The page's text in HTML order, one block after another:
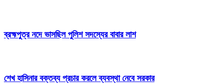
ব্রহ্মপুত্র নদে ভাসছিল পুলিশ সদস্যের বাবার লাশ
শেখ হাসিনার বক্তব্য প্রচার করলে ব্যবস্থা নেবে সরকার